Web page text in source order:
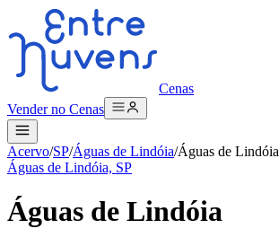
Cenas
Vender no Cenas
Acervo/SP/Águas de Lindóia/Águas de Lindóia
Águas de Lindóia, SP
Águas de Lindóia